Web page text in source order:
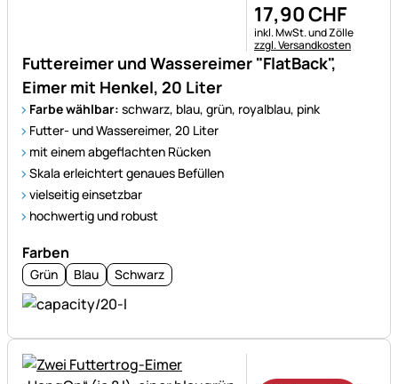
Futtereimer und Wassereimer "FlatBack",
Eimer mit Henkel, 20 Liter
Farbe wählbar: schwarz, blau, grün, royalblau, pink
Futter- und Wassereimer, 20 Liter
mit einem abgeflachten Rücken
Skala erleichtert genaues Befüllen
vielseitig einsetzbar
hochwertig und robust
Farben
Grün Blau Schwarz
17,90CHF
Steuerhinweis:
inkl. MwSt. und Zölle
zzgl. Versandkosten